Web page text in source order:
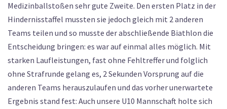
Medizinballstoßen sehr gute Zweite. Den ersten Platz in der
Hindernisstaffel mussten sie jedoch gleich mit 2 anderen
Teams teilen und so musste der abschließende Biathlon die
Entscheidung bringen: es war auf einmal alles möglich. Mit
starken Laufleistungen, fast ohne Fehltreffer und folglich
ohne Strafrunde gelang es, 2 Sekunden Vorsprung auf die
anderen Teams herauszulaufen und das vorher unerwartete
Ergebnis stand fest: Auch unsere U10 Mannschaft holte sich